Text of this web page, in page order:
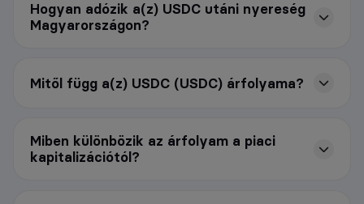
Hogyan adózik a(z) USDC utáni nyereség
Magyarországon?
Mitől függ a(z) USDC (USDC) árfolyama?
Miben különbözik az árfolyam a piaci
kapitalizációtól?